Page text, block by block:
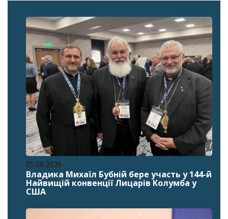
05.08.2026
Владика Михаїл Бубній бере участь у 144-й
Найвищій конвенції Лицарів Колумба у
США